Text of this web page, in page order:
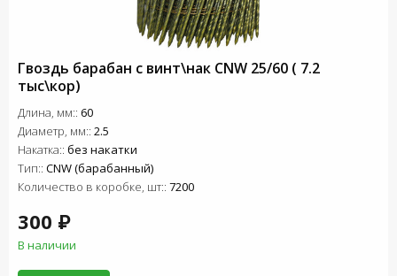
Гвоздь барабан с винт\нак СNW 25/60 ( 7.2
тыс\кор)
Длина, мм:: 60
Диаметр, мм:: 2.5
Накатка:: без накатки
Тип:: CNW (барабанный)
Количество в коробке, шт:: 7200
300 ₽
В наличии